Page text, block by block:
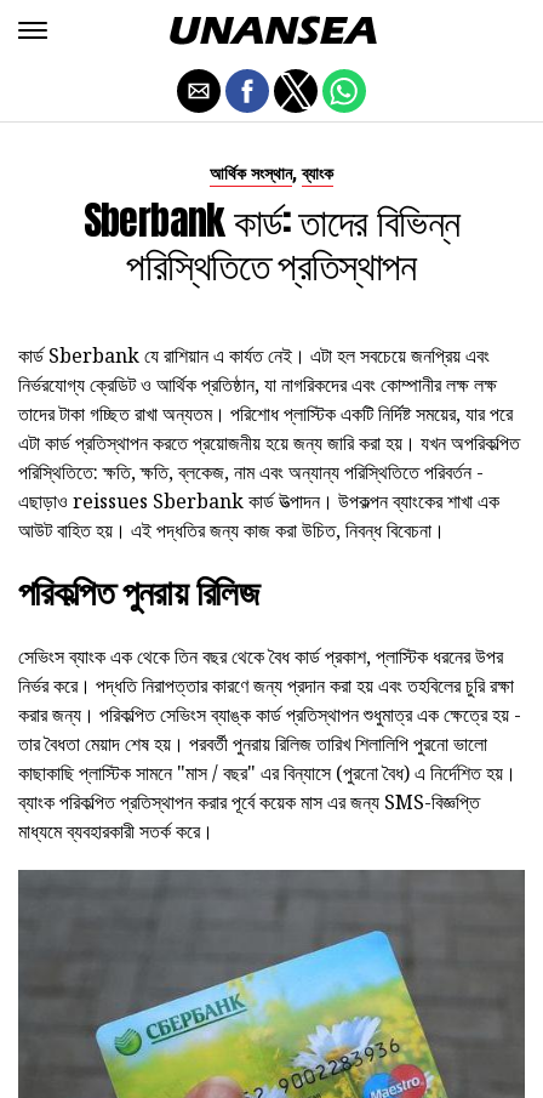
আর্থিক সংস্থান,ব্যাংক
Sberbank কার্ড: তাদের বিভিন্ন
পরিস্থিতিতে প্রতিস্থাপন
কার্ড Sberbank যে রাশিয়ান এ কার্যত নেই। এটা হল সবচেয়ে জনপ্রিয় এবং
নির্ভরযোগ্য ক্রেডিট ও আর্থিক প্রতিষ্ঠান, যা নাগরিকদের এবং কোম্পানীর লক্ষ লক্ষ
তাদের টাকা গচ্ছিত রাখা অন্যতম। পরিশোধ প্লাস্টিক একটি নির্দিষ্ট সময়ের, যার পরে
এটা কার্ড প্রতিস্থাপন করতে প্রয়োজনীয় হয়ে জন্য জারি করা হয়। যখন অপরিকল্পিত
পরিস্থিতিতে: ক্ষতি, ক্ষতি, ব্লকেজ, নাম এবং অন্যান্য পরিস্থিতিতে পরিবর্তন -
এছাড়াও reissues Sberbank কার্ড উত্পাদন। উপকল্পন ব্যাংকের শাখা এক
আউট বাহিত হয়। এই পদ্ধতির জন্য কাজ করা উচিত, নিবন্ধ বিবেচনা।
পরিকল্পিত পুনরায় রিলিজ
সেভিংস ব্যাংক এক থেকে তিন বছর থেকে বৈধ কার্ড প্রকাশ, প্লাস্টিক ধরনের উপর
নির্ভর করে। পদ্ধতি নিরাপত্তার কারণে জন্য প্রদান করা হয় এবং তহবিলের চুরি রক্ষা
করার জন্য। পরিকল্পিত সেভিংস ব্যাঙ্ক কার্ড প্রতিস্থাপন শুধুমাত্র এক ক্ষেত্রে হয় -
তার বৈধতা মেয়াদ শেষ হয়। পরবর্তী পুনরায় রিলিজ তারিখ শিলালিপি পুরনো ভালো
কাছাকাছি প্লাস্টিক সামনে "মাস / বছর" এর বিন্যাসে (পুরনো বৈধ) এ নির্দেশিত হয়।
ব্যাংক পরিকল্পিত প্রতিস্থাপন করার পূর্বে কয়েক মাস এর জন্য SMS-বিজ্ঞপ্তি
মাধ্যমে ব্যবহারকারী সতর্ক করে।